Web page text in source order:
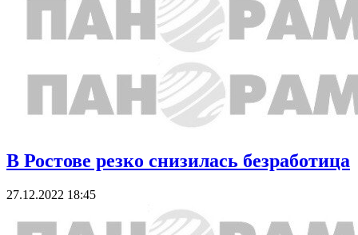
В Ростове резко снизилась безработица
27.12.2022 18:45